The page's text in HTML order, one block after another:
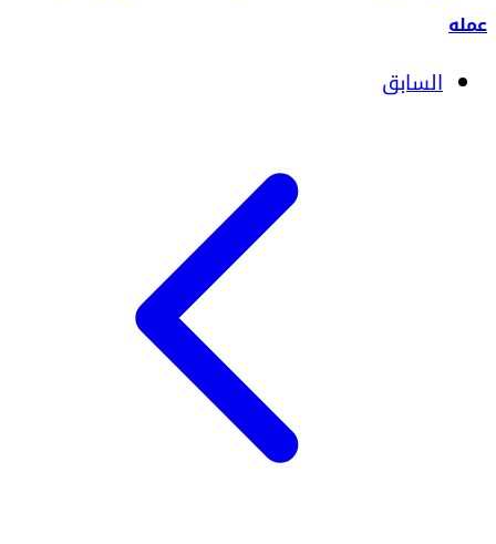
عمله
السابق